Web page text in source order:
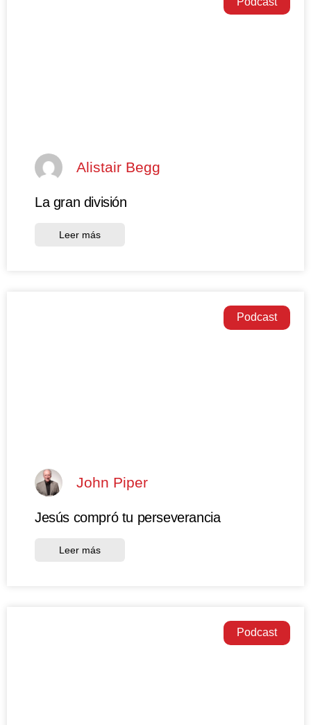
Alistair Begg
La gran división
Leer más
Podcast
John Piper
Jesús compró tu perseverancia
Leer más
Podcast